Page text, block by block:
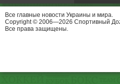
Все главные новости Украины и мира.
Copyright © 2006—2026 Спортивный
Все права защищены.